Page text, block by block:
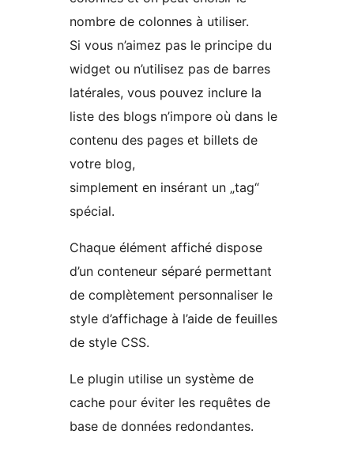
nombre de colonnes à utiliser.
Si vous n’aimez pas le principe du
widget ou n’utilisez pas de barres
latérales, vous pouvez inclure la
liste des blogs n’impore où dans le
contenu des pages et billets de
votre blog,
simplement en insérant un „tag“
spécial.
Chaque élément affiché dispose
d’un conteneur séparé permettant
de complètement personnaliser le
style d’affichage à l’aide de feuilles
de style CSS.
Le plugin utilise un système de
cache pour éviter les requêtes de
base de données redondantes.